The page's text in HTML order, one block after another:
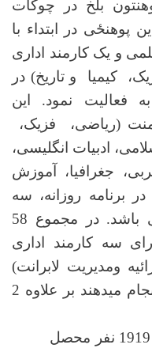
پوهنتون بلخ در چوکات
این پوهنځی در ابتداء با
و یک کارمند اداری
کیمیا و تاریخ) در
فعالیت نمود. این
دارای 12 دیپارتمنت (ریاضی، فزیک،
ادبیات انگلیسی،
جغرافیا، آموزش
برنامه روزانه، سه
دیپارتمنت در برنامه شبانه می­ باشد. در مجموع 58
سه کارمند اداری
ومدیریت لابرانت)
امورات اداری این پوهنځی را انجام می­دهند بر علاوه 2
از بدو تأسیس تا اکنون به تعداد 1919 نفر محصل